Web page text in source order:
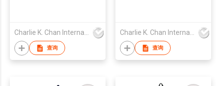
查询 查询